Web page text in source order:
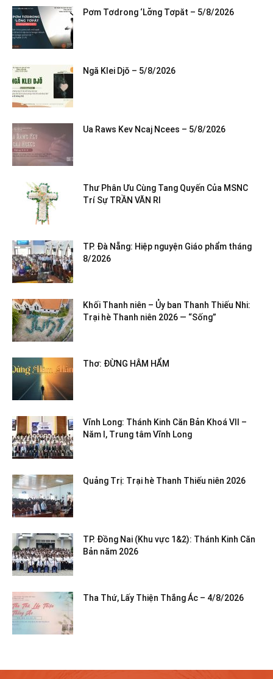
Pơm Tơdrong ‘Lơ̆ng Tơpăt – 5/8/2026
Ngă Klei Djŏ – 5/8/2026
Ua Raws Kev Ncaj Ncees – 5/8/2026
Thư Phân Ưu Cùng Tang Quyến Của MSNC
Trí Sự TRẦN VĂN RI
TP. Đà Nẵng: Hiệp nguyện Giáo phẩm tháng
8/2026
Khối Thanh niên – Ủy ban Thanh Thiếu Nhi:
Trại hè Thanh niên 2026 — “Sống”
Thơ: ĐỪNG HÂM HẨM
Vĩnh Long: Thánh Kinh Căn Bản Khoá VII –
Năm I, Trung tâm Vĩnh Long
Quảng Trị: Trại hè Thanh Thiếu niên 2026
TP. Đồng Nai (Khu vực 1&2): Thánh Kinh Căn
Bản năm 2026
Tha Thứ, Lấy Thiện Thắng Ác – 4/8/2026